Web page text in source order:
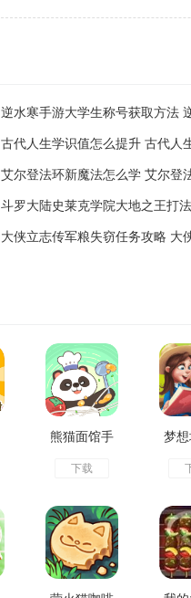
古代人生学识值怎么提升 古代人
艾尔登法环新魔法怎么学 艾尔登
熊猫面馆手
下载
梦